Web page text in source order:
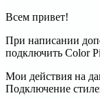
Всем привет!
При написании
подключить Color
Мои действия на
Подключение